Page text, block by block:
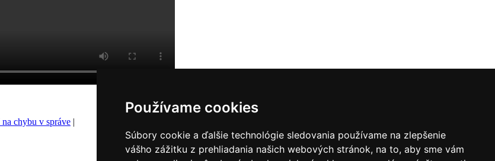
Používame cookies
Súbory cookie a ďalšie technológie sledovania používame na zlepšenie
vášho zážitku z prehliadania našich webových stránok, na to, aby sme vám
chybu v správe |